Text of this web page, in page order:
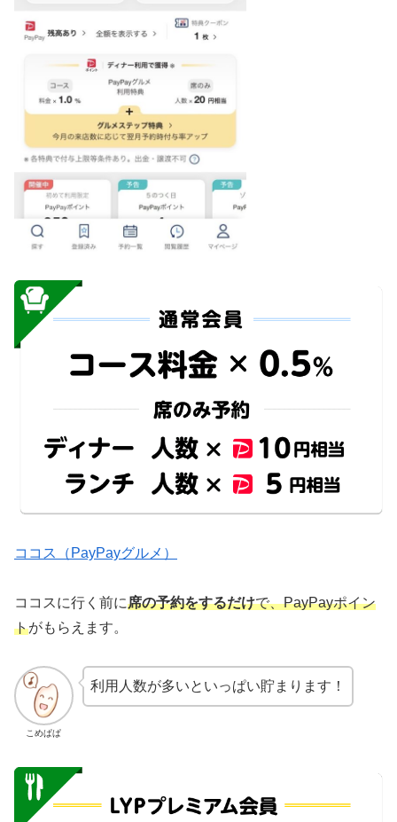
ココス（PayPayグルメ）
ココスに行く前に席の予約をするだけで、PayPayポイン
トがもらえます。
こめぱぱ
利用人数が多いといっぱい貯まります！